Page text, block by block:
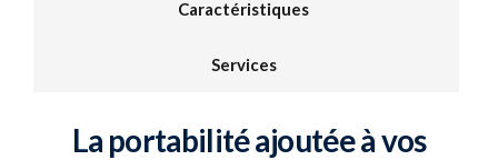
Caractéristiques
Services
La portabilité ajoutée à vos